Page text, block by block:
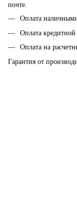
почте.
Оплата
Оплата кредитной
Оплата на
Гарантия от